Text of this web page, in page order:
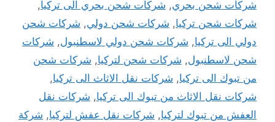
شركات شحن بحري, شركات شحن بحري الى تركيا,
شركات شحن تركيا, شركات شحن دولي, شركات شحن
دولي الى تركيا, شركات شحن دولي لاسطنبول, شركات
شحن لاسطنبول, شركات شحن لتركيا, شركات شحن
من تبوك الى تركيا, شركات نقل الاثاث الى تركيا,
شركات نقل الاثاث من تبوك الى تركيا, شركات نقل
العفش من تبوك لتركيا, شركات نقل عفش لتركيا, شركة